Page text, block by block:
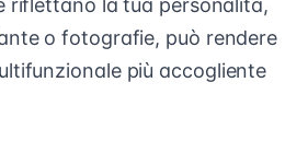
riflettano la tua personalità,
o fotografie, può rendere
più accogliente